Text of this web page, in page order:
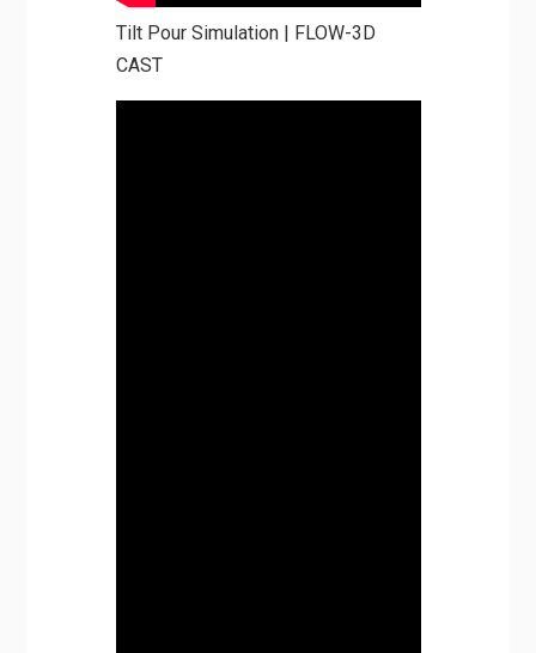
Tilt Pour Simulation | FLOW-3D
CAST